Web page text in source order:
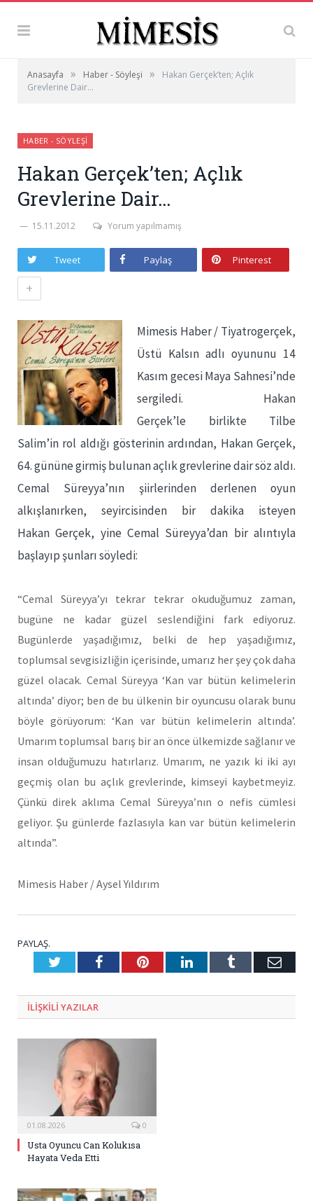
Anasayfa » Haber - Söyleşi »
Hakan Gerçek’ten; Açlık
Grevlerine Dair…
HABER - SÖYLEŞI
Hakan Gerçek’ten; Açlık
Grevlerine Dair…
15.11.2012 Yorum yapılmamış
Tweet Paylaş Pinterest
+
Mimesis Haber / Tiyatrogerçek,
Üstü Kalsın adlı oyununu 14
Kasım gecesi Maya Sahnesi’nde
sergiledi. Hakan
Gerçek’le birlikte Tilbe
Salim’in rol aldığı gösterinin ardından, Hakan Gerçek,
64. gününe girmiş bulunan açlık grevlerine dair söz aldı.
Cemal Süreyya’nın şiirlerinden derlenen oyun
alkışlanırken, seyircisinden bir dakika isteyen
Hakan Gerçek, yine Cemal Süreyya’dan bir alıntıyla
başlayıp şunları söyledi:
“Cemal Süreyya’yı tekrar tekrar okuduğumuz zaman,
bugüne ne kadar güzel seslendiğini fark ediyoruz.
Bugünlerde yaşadığımız, belki de hep yaşadığımız,
toplumsal sevgisizliğin içerisinde, umarız her şey çok daha
güzel olacak. Cemal Süreyya ‘Kan var bütün kelimelerin
altında’ diyor; ben de bu ülkenin bir oyuncusu olarak bunu
böyle görüyorum: ‘Kan var bütün kelimelerin altında’.
Umarım toplumsal barış bir an önce ülkemizde sağlanır ve
insan olduğumuzu hatırlarız. Umarım, ne yazık ki iki ayı
geçmiş olan bu açlık grevlerinde, kimseyi kaybetmeyiz.
Çünkü direk aklıma Cemal Süreyya’nın o nefis cümlesi
geliyor. Şu günlerde fazlasıyla kan var bütün kelimelerin
altında”.
Mimesis Haber / Aysel Yıldırım
PAYLAŞ.
TwitterFacebookPinterestLinkedInTumblr E-
ILIŞKILI YAZILAR
01.08.2026 0
Usta Oyuncu Can Kolukısa
Hayata Veda Etti